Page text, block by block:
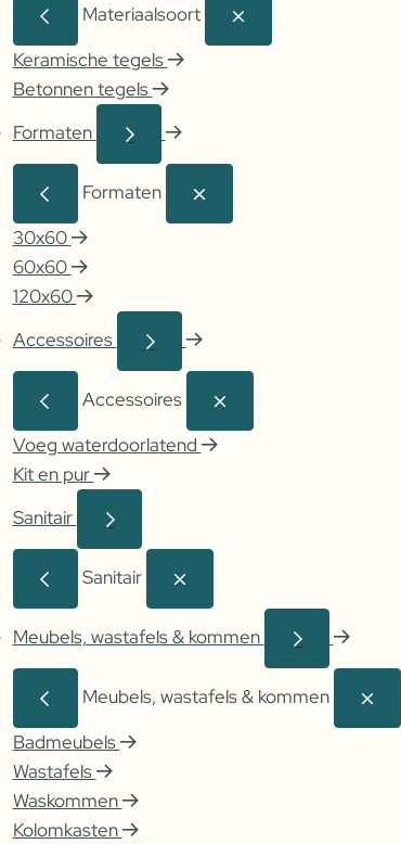
Materiaalsoort
Keramische tegels
Betonnen tegels
Formaten
Formaten
30x60
60x60
120x60
Accessoires
Accessoires
Voeg waterdoorlatend
Kit en pur
Sanitair
Sanitair
Meubels, wastafels & kommen
Meubels, wastafels & kommen
Badmeubels
Wastafels
Waskommen
Kolomkasten